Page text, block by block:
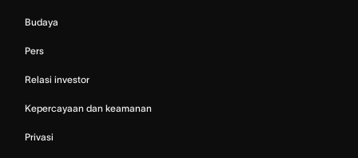
Budaya
Pers
Relasi investor
Kepercayaan dan keamanan
Privasi